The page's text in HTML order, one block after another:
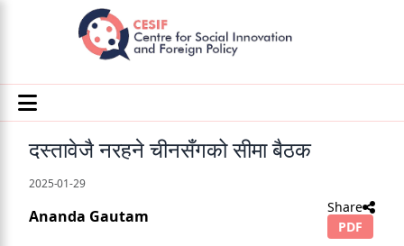
दस्तावेजै नरहने चीनसँगको सीमा बैठक
2025-01-29
Ananda Gautam
Share
PDF